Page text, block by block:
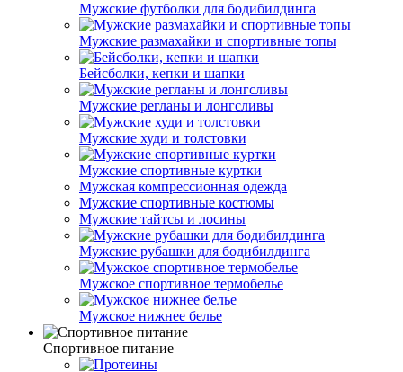
Мужские футболки для бодибилдинга
Мужские размахайки и спортивные топы
Бейсболки, кепки и шапки
Мужские регланы и лонгсливы
Мужские худи и толстовки
Мужские спортивные куртки
Мужская компрессионная одежда
Мужские спортивные костюмы
Мужские тайтсы и лосины
Мужские рубашки для бодибилдинга
Мужское спортивное термобелье
Мужское нижнее белье
Спортивное питание